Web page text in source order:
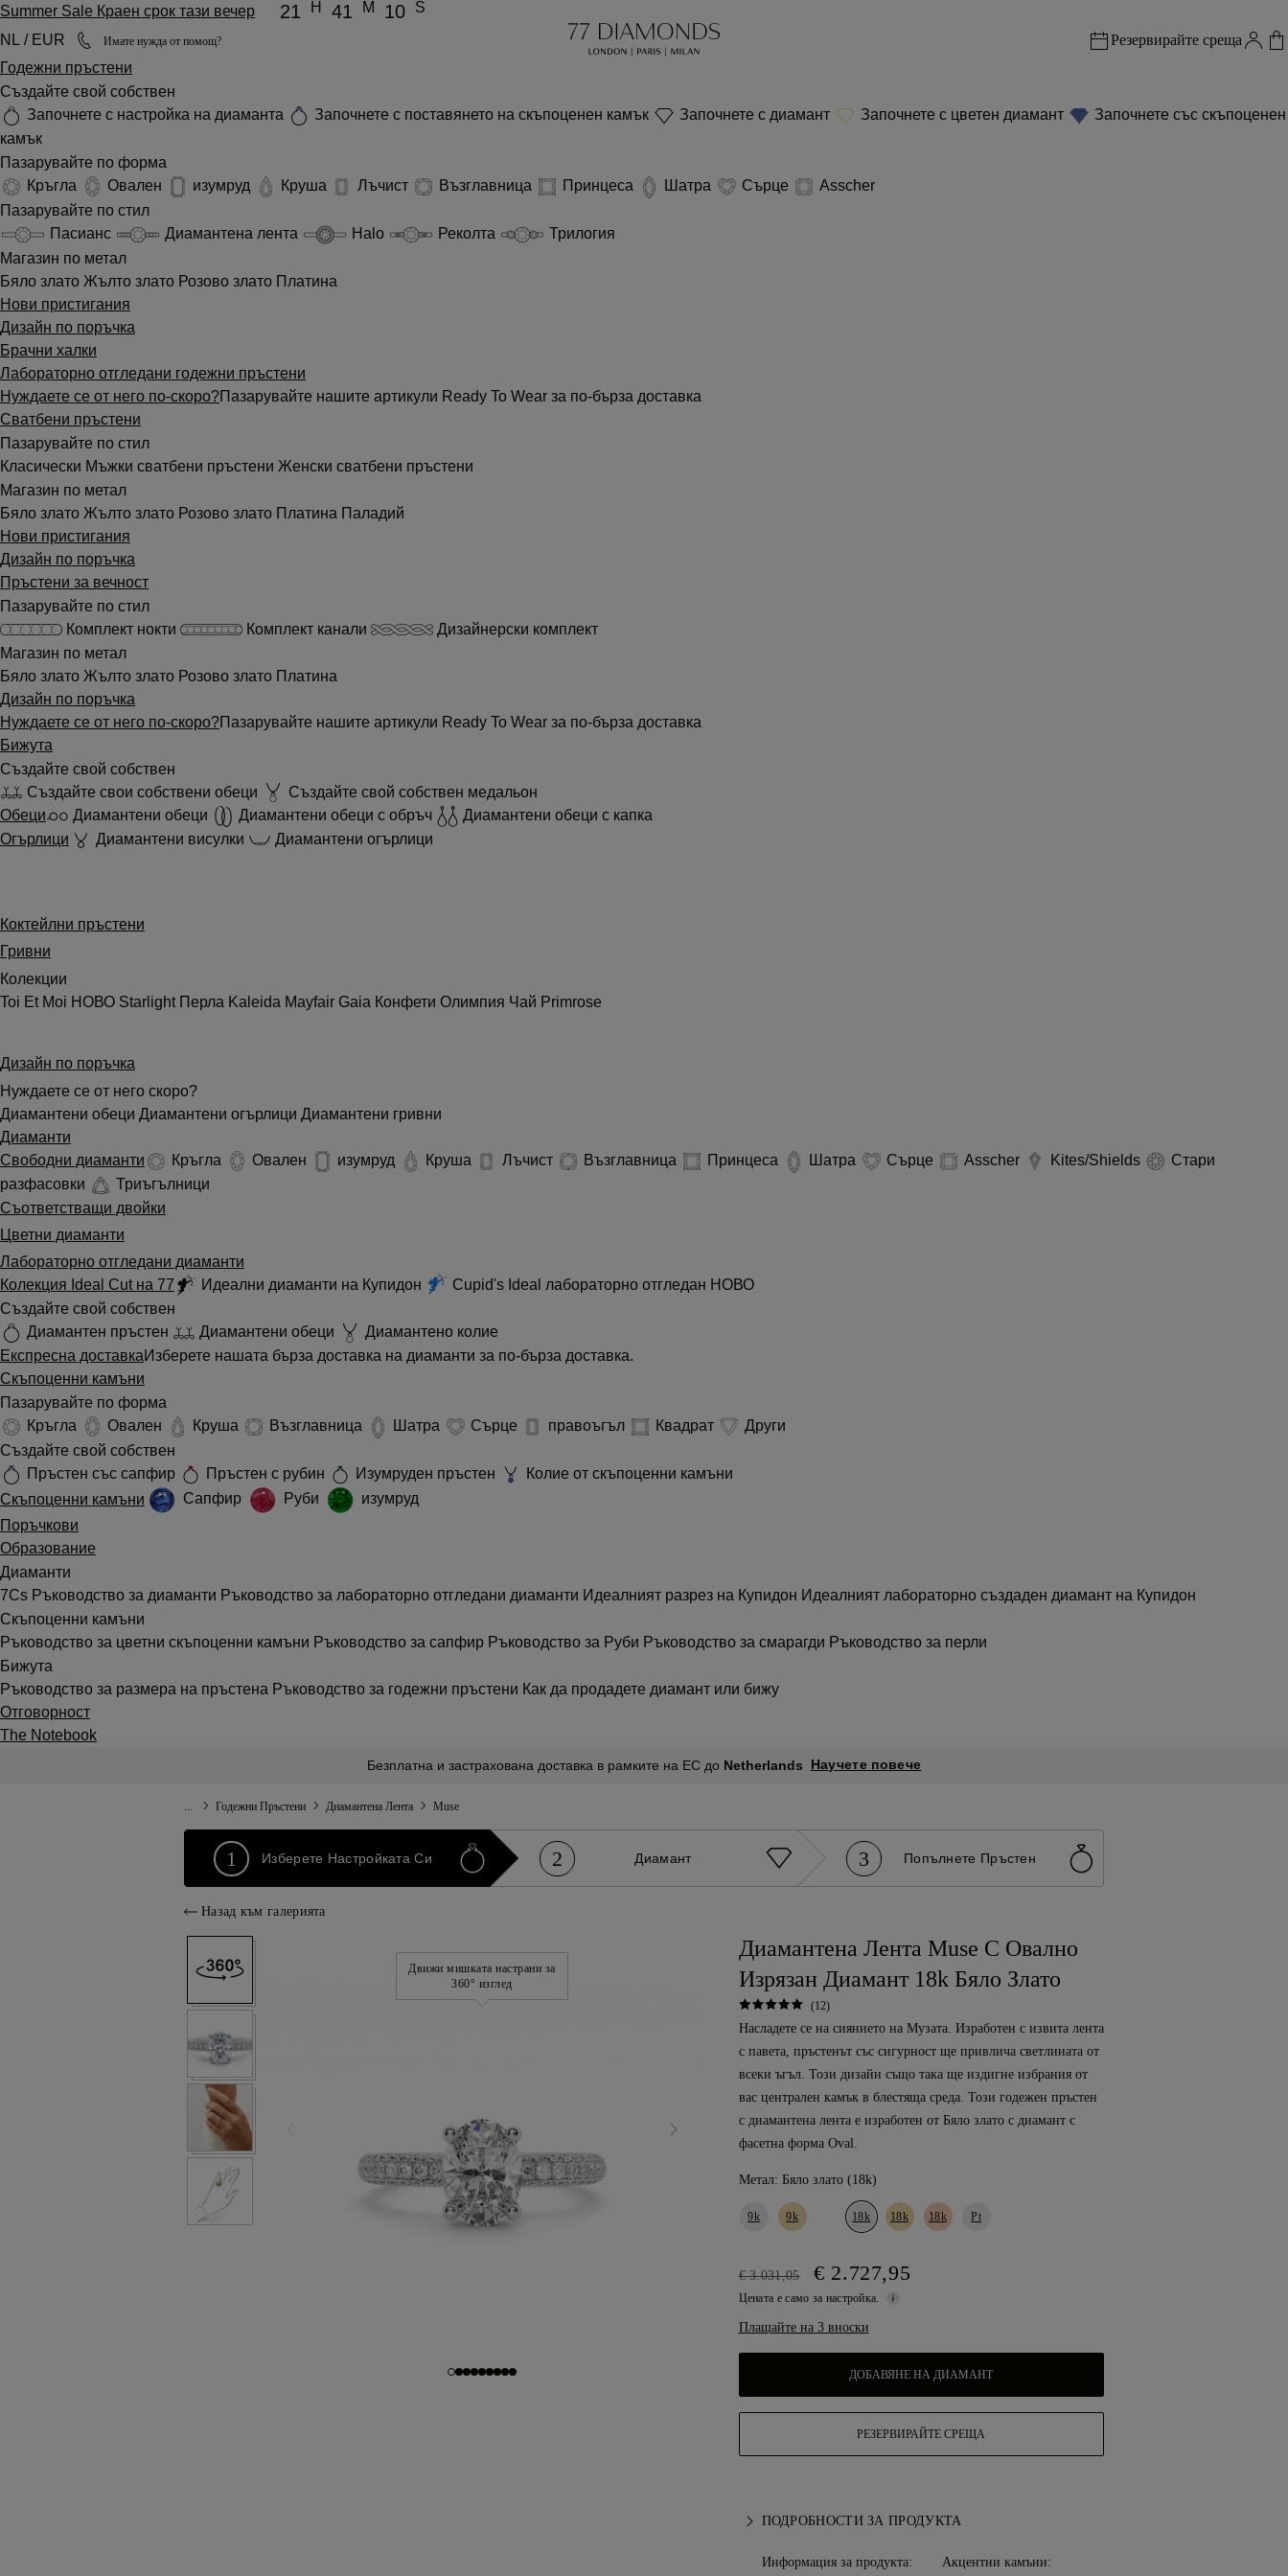
Summer Sale Краен срок тази вечер 21 H 41 M 10
S
NL / EUR
Имате нужда от помощ?
Резервирайте среща
Годежни пръстени
Създайте свой собствен
Започнете с настройка на диаманта
Започнете с поставянето на скъпоценен камък Започнете с диамант Започнете с цветен диамант
Започнете със скъпоценен
камък
Пазарувайте по форма
Кръгла
Овален изумруд Круша Лъчист Възглавница Принцеса Шатра Сърце
Asscher
Пазарувайте по стил
Пасианс
Диамантена лента Halo Реколта
Трилогия
Магазин по метал
Бяло злато Жълто злато Розово злато Платина
Нови пристигания
Дизайн по поръчка
Брачни халки
Лабораторно отгледани годежни пръстени
Нуждаете се от него по-скоро?Пазарувайте нашите артикули Ready To Wear за по-бърза доставка
Сватбени пръстени
Пазарувайте по стил
Класически Мъжки сватбени пръстени Женски сватбени пръстени
Магазин по метал
Бяло злато Жълто злато Розово злато Платина Паладий
Нови пристигания
Дизайн по поръчка
Пръстени за вечност
Пазарувайте по стил
Комплект нокти
Комплект канали
Дизайнерски комплект
Магазин по метал
Бяло злато Жълто злато Розово злато Платина
Дизайн по поръчка
Нуждаете се от него по-скоро?Пазарувайте нашите артикули Ready To Wear за по-бърза доставка
Бижута
Създайте свой собствен
Създайте свои собствени обеци
Създайте свой собствен медальон
Обеци
Диамантени обеци Диамантени обеци с обръч
Диамантени обеци с капка
Огърлици
Диамантени висулки Диамантени огърлици
Коктейлни пръстени
Гривни
Колекции
Toi Et Moi НОВО Starlight Перла Kaleida Mayfair Gaia Конфети Олимпия Чай Primrose
Дизайн по поръчка
Нуждаете се от него скоро?
Диамантени обеци Диамантени огърлици Диамантени гривни
Диаманти
Свободни диаманти
Кръгла Овален изумруд Круша Лъчист Възглавница Принцеса Шатра Сърце Asscher Kites/Shields
Стари
разфасовки
Триъгълници
Съответстващи двойки
Цветни диаманти
Лабораторно отгледани диаманти
Колекция Ideal Cut на 77
Идеални диаманти на Купидон Cupid's Ideal лабораторно отгледан НОВО
Създайте свой собствен
Диамантен пръстен
Диамантени обеци
Диамантено колие
Експресна доставкаИзберете нашата бърза доставка на диаманти за по-бърза доставка.
Скъпоценни камъни
Пазарувайте по форма
Кръгла
Овален Круша Възглавница Шатра Сърце правоъгъл Квадрат
Други
Създайте свой собствен
Пръстен със сапфир
Пръстен с рубин Изумруден пръстен
Колие от скъпоценни камъни
Скъпоценни камъни
Сапфир Руби
изумруд
Поръчкови
Образование
Диаманти
7Cs Ръководство за диаманти Ръководство за лабораторно отгледани диаманти Идеалният разрез на Купидон Идеалният лабораторно създаден диамант на Купидон
Скъпоценни камъни
Ръководство за цветни скъпоценни камъни Ръководство за сапфир Ръководство за Руби Ръководство за смарагди Ръководство за перли
Бижута
Ръководство за размера на пръстена Ръководство за годежни пръстени Как да продадете диамант или бижу
Отговорност
The Notebook
Безплатна и застрахована доставка в рамките на ЕС до Netherlands Научете повече
... Годежни Пръстени Диамантена Лента Muse
1 Изберете Настройката Си 2 Диамант 3 Попълнете Пръстен
Назад към галерията
Движи мишката настрани за
360° изглед
Диамантена Лента Muse С Овално
Изрязан Диамант 18k Бяло Злато
(12)
Насладете се на сиянието на Музата. Изработен с извита лента
с павета, пръстенът със сигурност ще привлича светлината от
всеки ъгъл. Този дизайн също така ще издигне избрания от
вас централен камък в блестяща среда. Този годежен пръстен
с диамантена лента е изработен от Бяло злато с диамант с
фасетна форма Oval.
Метал: Бяло злато (18k)
9k 9k 18k 18k 18k Pt
€ 3.031,05 € 2.727,95
Цената е само за настройка.
Плащайте на 3 вноски
ДОБАВЯНЕ НА ДИАМАНТ
РЕЗЕРВИРАЙТЕ СРЕЩА
ПОДРОБНОСТИ ЗА ПРОДУКТА
Информация за продукта:
Акцентни камъни: